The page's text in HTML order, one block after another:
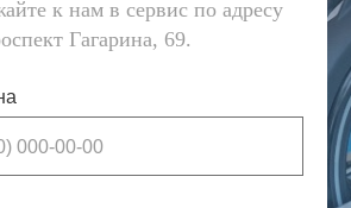
к нам в сервис по адресу
Гагарина, 69.